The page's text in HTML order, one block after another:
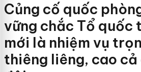
Củng cố quốc
vững chắc Tổ quốc
mới là nhiệm vụ
thiêng liêng, cao cả